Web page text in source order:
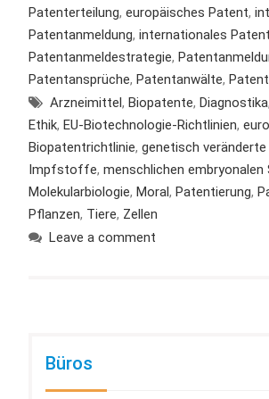
Patenterteilung, europäisches Patent,
Patentanmeldung, internationales Patent
Patentanmeldestrategie,
Patentansprüche, Patentanwälte,
Arzneimittel , Biopatente, Diagnostika,
Ethik, EU-Biotechnologie-Richtlinien,
Biopatentrichtlinie, genetisch
Impfstoffe, menschlichen embryonalen
Molekularbiologie, Moral, Patentierung,
Pflanzen, Tiere, Zellen
Leave a comment
Büros